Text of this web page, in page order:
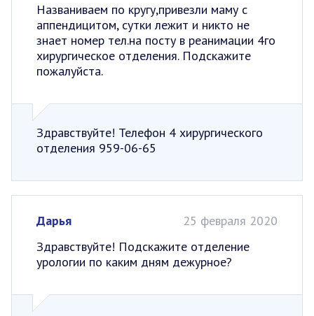
Названиваем по кругу,привезли маму с
аппендицитом, сутки лежит и никто не
знает номер тел.на посту в реанимации 4го
хирургическое отделения. Подскажите
пожалуйста.
Здравствуйте! Телефон 4 хирургического
отделения 959-06-65
Дарья
25 февраля 2020
Здравствуйте! Подскажите отделение
урологии по каким дням дежурное?